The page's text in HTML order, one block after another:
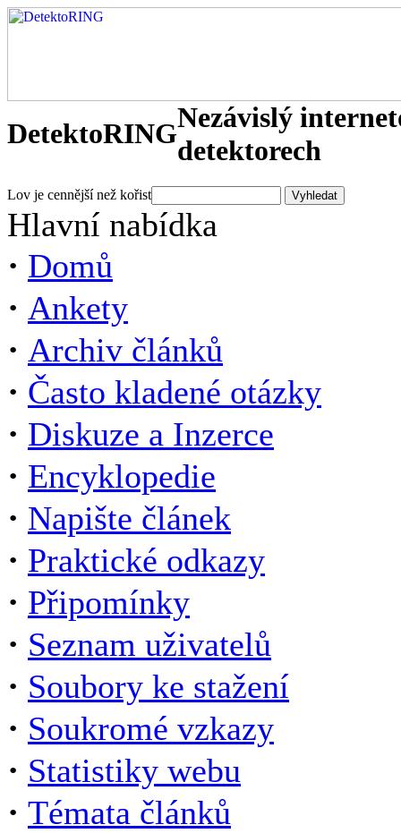
DetektoRINGNezávislý
detektorech
Lov je cennější než kořist
Hlavní nabídka
· Domů
· Ankety
· Archiv článků
· Často kladené otázky
· Diskuze a Inzerce
· Encyklopedie
· Napište článek
· Praktické odkazy
· Připomínky
· Seznam uživatelů
· Soubory ke stažení
· Soukromé vzkazy
· Statistiky webu
· Témata článků